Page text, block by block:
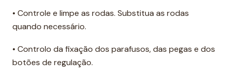
• Controle e limpe as rodas. Substitua as rodas
quando necessário.
• Controlo da fixação dos parafusos, das pegas e dos
botões de regulação.